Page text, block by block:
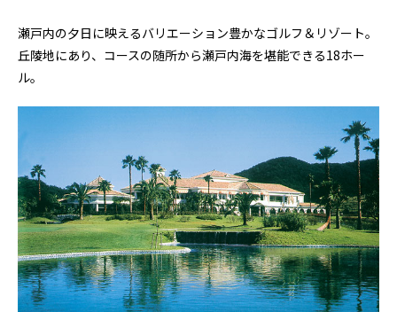
瀬戸内の夕日に映えるバリエーション豊かなゴルフ＆リゾート。
丘陵地にあり、コースの随所から瀬戸内海を堪能できる18ホー
ル。